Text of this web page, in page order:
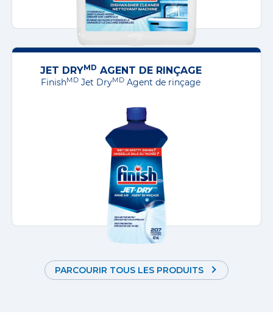
JET DRYMD AGENT DE RINÇAGE
FinishMD Jet DryMD Agent de rinçage
PARCOURIR TOUS LES PRODUITS